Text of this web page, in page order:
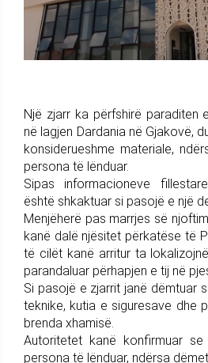
Një zjarr ka përfshirë paraditen
në lagjen Dardania në Gjakovë,
konsiderueshme materiale,
persona të lënduar.
Sipas informacioneve
është shkaktuar si pasojë e një
Menjëherë pas marrjes së
kanë dalë njësitet përkatëse të
të cilët kanë arritur ta
parandaluar përhapjen e tij në
Si pasojë e zjarrit janë dëmtuar
teknike, kutia e siguresave dhe
brenda xhamisë.
Autoritetet kanë konfirmuar
persona të lënduar, ndërsa